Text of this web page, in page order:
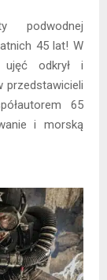
podwodnej
45 lat! W
ujęć odkrył i
przedstawicieli
65
i morską